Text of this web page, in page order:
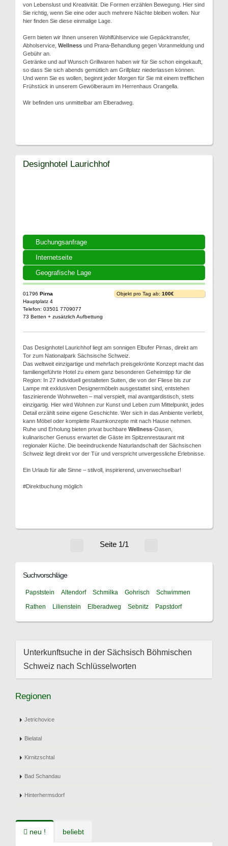
von Lebenslust und Kreativität. Die Formen erzählen Bewegung. Hier sind
Sie richtig, wenn Sie eine oder auch mehrere Nächte bleiben wollen. Nur
hier finden Sie diese einmalige Lage.
Gern bieten wir Ihnen unseren Wohlfühlservice wie Gepäcktransfer,
Abholservice, Wellness und Prana-Behandlung gegen Voranmeldung und
Gebühr an.
Getränke und auf Wunsch Grillwaren haben wir für Sie schon eingekauft,
so dass Sie sich abends gemütlich am Grillplatz niederlassen können.
Und wenn Sie es wollen, beginnt jeder Morgen für Sie mit einem trefflichen
Frühstück in unserem Gewölberaum im Herrenhaus Orangella.
Wir befinden uns unmittelbar am Elberadweg.
Buchungsanfrage
Internetseite
Geografische Lage
Designhotel Laurichhof
01796 Pirna
Hauptplatz 4
Telefon: 03501 7709077
73 Betten + zusätzlich Aufbettung
Objekt pro Tag ab: 100€
Das Designhotel Laurichhof liegt am sonnigen Elbufer Pirnas, direkt am
Tor zum Nationalpark Sächsische Schweiz.
Das weltweit einzigartige und mehrfach preisgekrönte Konzept macht das
familiengeführte Hotel zu einem ganz besonderen Geheimtipp für die
Region: In 27 individuell gestalteten Suiten, die von der Fliese bis zur
Lampe mit exklusiven Designermöbeln ausgestattet sind, entstehen
faszinierende Wohnwelten – mal verspielt, mal avantgardistisch, stets
einzigartig. Hier wird Wohnen zur Kunst und Leben zum Mittelpunkt, jedes
Detail erzählt seine eigene Geschichte. Wer sich in das Ambiente verliebt,
kann Möbel oder komplette Raumkonzepte mit nach Hause nehmen.
Ruhe und Erholung bieten privat buchbare Wellness-Oasen,
kulinarischer Genuss erwartet die Gäste im Spitzenrestaurant mit
regionaler Küche. Die beeindruckende Naturlandschaft der Sächsischen
Schweiz liegt direkt vor der Tür und verspricht unvergessliche Erlebnisse.
Ein Urlaub für alle Sinne – stilvoll, inspirierend, unverwechselbar!
#Direktbuchung möglich
Seite 1/1
Suchvorschläge
Papststein Altendorf Schmilka Gohrisch
Schwimmen
Rathen
Lilienstein Elberadweg Sebnitz Papstdorf
Unterkunftsuche in der Sächsisch Böhmischen
Schweiz nach Schlüsselworten
Regionen
Jetrichovice
Bielatal
Kirnitzschtal
Bad Schandau
Hinterhermsdorf
neu ! beliebt